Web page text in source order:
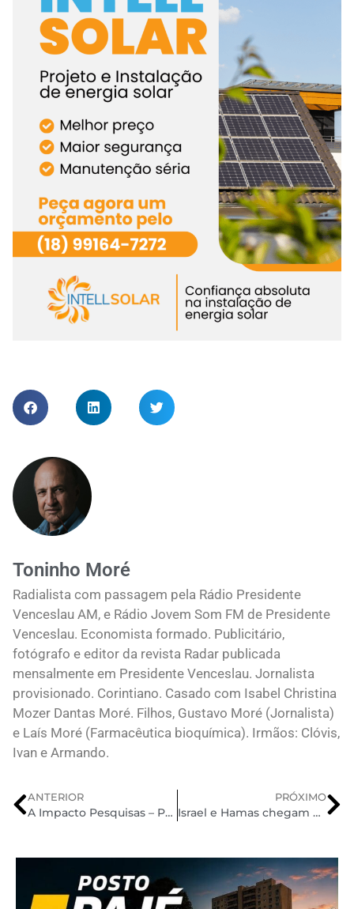
Toninho Moré
Radialista com passagem pela Rádio Presidente
Venceslau AM, e Rádio Jovem Som FM de Presidente
Venceslau. Economista formado. Publicitário,
fotógrafo e editor da revista Radar publicada
mensalmente em Presidente Venceslau. Jornalista
provisionado. Corintiano. Casado com Isabel Christina
Mozer Dantas Moré. Filhos, Gustavo Moré (Jornalista)
e Laís Moré (Farmacêutica bioquímica). Irmãos: Clóvis,
Ivan e Armando.
ANTERIOR
A Impacto Pesquisas – Prêmio Qualidade Total 2025
PRÓXIMO
Israel e Hamas chegam a um acordo para a paz em Gaza